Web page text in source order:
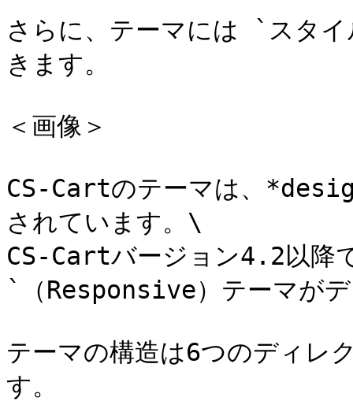
さらに、テーマには `スタ
きます。
＜画像＞
CS-Cartのテーマは、
されています。\
CS-Cartバージョン4.2以降
`（Responsive）テーマが
テーマの構造は6つのディレ
す。